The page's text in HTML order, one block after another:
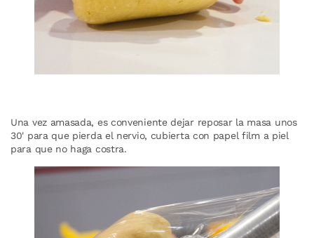
Una vez amasada, es conveniente dejar reposar la masa unos
30' para que pierda el nervio, cubierta con papel film a piel
para que no haga costra.